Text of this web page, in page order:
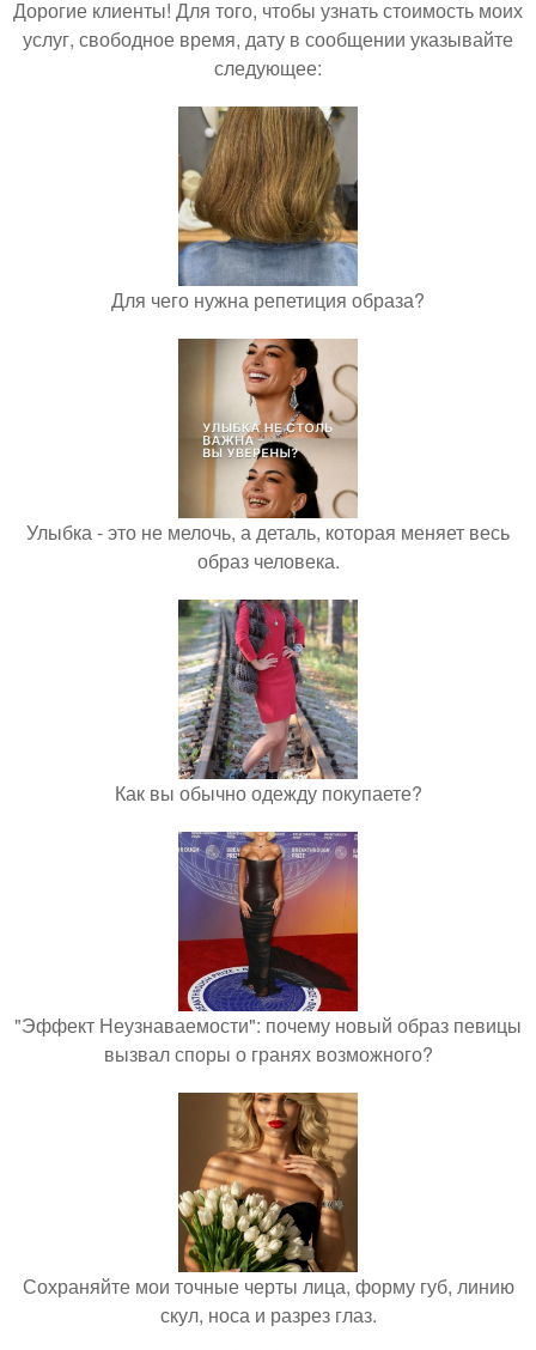
Дорогие клиенты! Для того, чтобы узнать стоимость моих
услуг, свободное время, дату в сообщении указывайте
следующее:
Для чего нужна репетиция образа?
Улыбка - это не мелочь, а деталь, которая меняет весь
образ человека.
Как вы обычно одежду покупаете?
"Эффект Неузнаваемости": почему новый образ певицы
вызвал споры о гранях возможного?
Сохраняйте мои точные черты лица, форму губ, линию
скул, носа и разрез глаз.